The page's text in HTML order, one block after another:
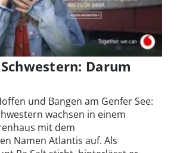
Darum
und Bangen am Genfer See:
wachsen in einem
mit dem
Namen Atlantis auf. Als